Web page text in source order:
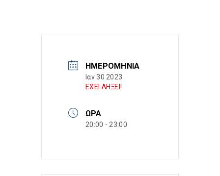
ΗΜΕΡΟΜΗΝΊΑ
Ιαν 30 2023
ΕΧΕΙ ΛΗΞΕΙ!
ΏΡΑ
20:00 - 23:00